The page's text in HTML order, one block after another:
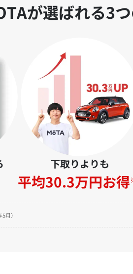
が選ばれる3
下取りよりも
平均30.3万円お得
月）